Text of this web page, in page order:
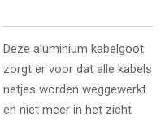
Deze aluminium kabelgoot
zorgt er voor dat alle kabels
netjes worden weggewerkt
en niet meer in het zicht